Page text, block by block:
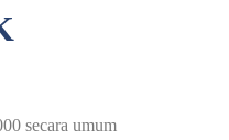
secara umum